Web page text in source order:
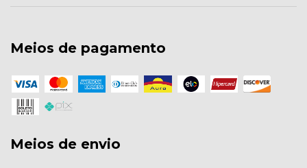
Meios de pagamento
Meios de envio